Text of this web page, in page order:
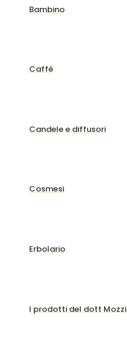
Bambino
Caffè
Candele e diffusori
Cosmesi
Erbolario
I prodotti del dott Mozzi